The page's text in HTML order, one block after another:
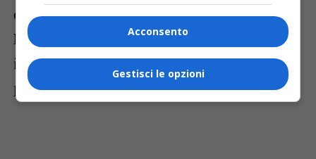
che contempla il Punto Assistito in
Farmacia a seguito dell’accordo raggiunto
in Conferenza Stato-Regioni che ne
prevede l’attivazione entro maggio 2020».
Acconsento
Gestisci le opzioni